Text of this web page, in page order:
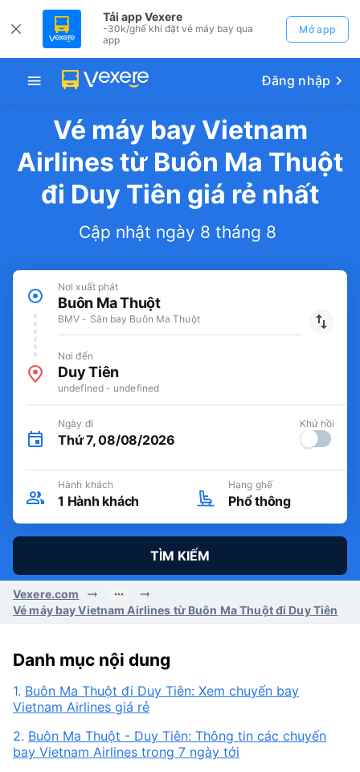
Tải app Vexere
-30k/ghế khi đặt vé máy bay qua
app
Mở app
Đăng nhập
Vé máy bay Vietnam
Airlines từ Buôn Ma Thuột
đi Duy Tiên giá rẻ nhất
Cập nhật ngày 8 tháng 8
Nơi xuất phát
Buôn Ma Thuột
BMV - Sân bay Buôn Ma Thuột
Nơi đến
Duy Tiên
undefined - undefined
Ngày đi
Thứ 7, 08/08/2026
Khứ hồi
Hành khách
1 Hành khách
Hạng ghế
Phổ thông
TÌM KIẾM
Vexere.com
Vé máy bay Vietnam Airlines từ Buôn Ma Thuột đi Duy Tiên
Danh mục nội dung
1. Buôn Ma Thuột đi Duy Tiên: Xem chuyến bay
Vietnam Airlines giá rẻ
2. Buôn Ma Thuột - Duy Tiên: Thông tin các chuyến
bay Vietnam Airlines trong 7 ngày tới